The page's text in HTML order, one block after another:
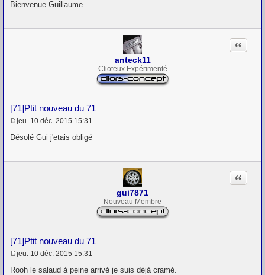
e
a
Bienvenue Guillaume
anteck11
Clioteux Expérimenté
[71]Ptit nouveau du 71
Citation
e
a
jeu. 10 déc. 2015 15:31
Désolé Gui j'etais obligé
gui7871
Nouveau Membre
[71]Ptit nouveau du 71
Citation
M
e
jeu. 10 déc. 2015 15:31
Rooh le salaud à peine arrivé je suis déjà cramé.